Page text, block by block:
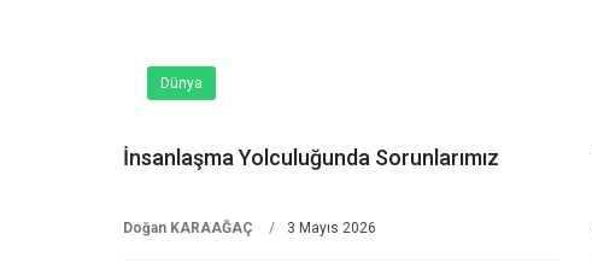
Dünya
İnsanlaşma Yolculuğunda Sorunlarımız
Doğan KARAAĞAÇ 3 Mayıs 2026